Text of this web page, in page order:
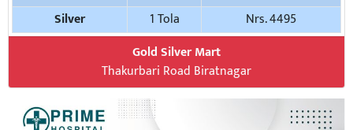
Silver
1 Tola
Nrs. 4495
Gold Silver Mart
Thakurbari Road Biratnagar